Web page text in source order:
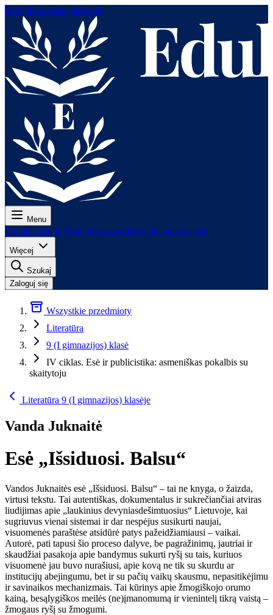
Przejdź do treści głównej
Menu
Cennik Lekcje Testy Do egzaminów Dla nauczycieli
Więcej
Szukaj
Zaloguj się
Wszystkie przedmioty
Literatūra
9 (I gimnazijos) klasė
IV ciklas. Esė ir publicistika: asmeniškas pokalbis su
skaitytoju
Literatūra 9 (I gimnazijos) klasėje
Vanda Juknaitė
Esė „Išsiduosi. Balsu“
Vandos Juknaitės esė „Išsiduosi. Balsu“ – tai ne knyga, o žaizda,
virtusi tekstu. Tai autentiškas, dokumentalus ir sukrečiančiai atviras
liudijimas apie „laukinius devyniasdešimtuosius“ Lietuvoje, kai
sugriuvus vienai sistemai ir dar nespėjus susikurti naujai,
visuomenės paraštėse atsidūrė patys pažeidžiamiausi – vaikai.
Autorė, pati tapusi šio proceso dalyve, be pagražinimų, jautriai ir
skaudžiai pasakoja apie bandymus sukurti ryšį su tais, kuriuos
visuomenė jau buvo nurašiusi, apie kovą ne tik su skurdu ar
institucijų abejingumu, bet ir su pačių vaikų skausmu, nepasitikėjimu
ir savinaikos mechanizmais. Tai kūrinys apie žmogiškojo orumo
kainą, besąlygiškos meilės (ne)įmanomumą ir vienintelį tikrą vaistą –
žmogaus ryšį su žmogumi.